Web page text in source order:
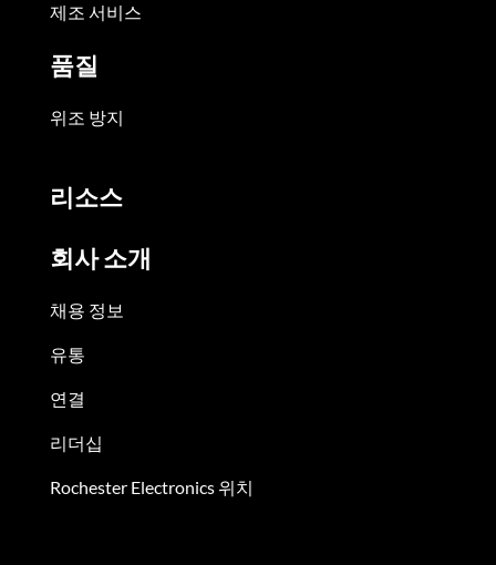
제조 서비스
품질
위조 방지
리소스
회사 소개
채용 정보
유통
연결
리더십
Rochester Electronics 위치